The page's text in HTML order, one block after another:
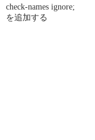
check-names ignore;
を追加する